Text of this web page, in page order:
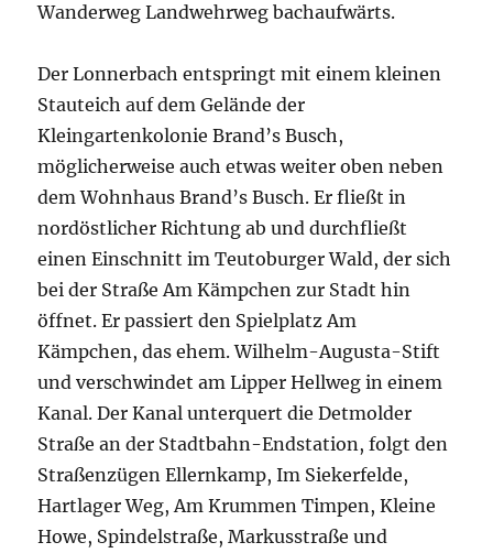
Wanderweg Landwehrweg bachaufwärts.
Der Lonnerbach entspringt mit einem kleinen
Stauteich auf dem Gelände der
Kleingartenkolonie Brand’s Busch,
möglicherweise auch etwas weiter oben neben
dem Wohnhaus Brand’s Busch. Er fließt in
nordöstlicher Richtung ab und durchfließt
einen Einschnitt im Teutoburger Wald, der sich
bei der Straße Am Kämpchen zur Stadt hin
öffnet. Er passiert den Spielplatz Am
Kämpchen, das ehem. Wilhelm-Augusta-Stift
und verschwindet am Lipper Hellweg in einem
Kanal. Der Kanal unterquert die Detmolder
Straße an der Stadtbahn-Endstation, folgt den
Straßenzügen Ellernkamp, Im Siekerfelde,
Hartlager Weg, Am Krummen Timpen, Kleine
Howe, Spindelstraße, Markusstraße und